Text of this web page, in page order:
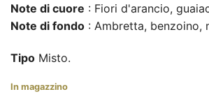
Note di cuore : Fiori d'arancio,
Note di fondo : Ambretta, benzoino,
Tipo Misto.
In magazzino